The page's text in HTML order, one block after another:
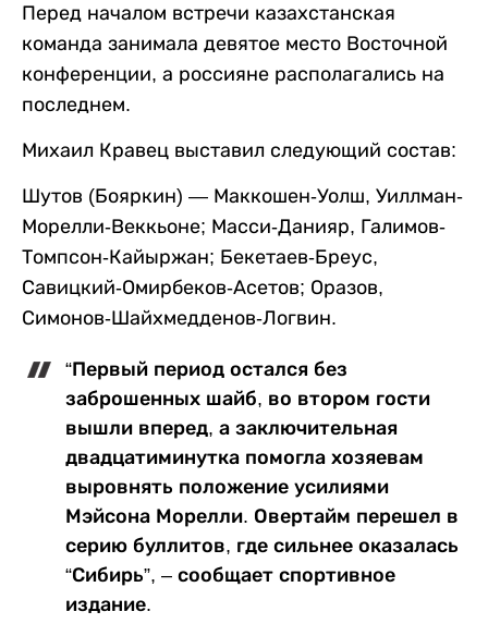
Перед началом встречи казахстанская
команда занимала девятое место Восточной
конференции, а россияне располагались на
последнем.
Михаил Кравец выставил следующий состав:
Шутов (Бояркин) — Маккошен-Уолш, Уиллман-
Морелли-Веккьоне; Масси-Данияр, Галимов-
Томпсон-Кайыржан; Бекетаев-Бреус,
Савицкий-Омирбеков-Асетов; Оразов,
Симонов-Шайхмедденов-Логвин.
“Первый период остался без
заброшенных шайб, во втором гости
вышли вперед, а заключительная
двадцатиминутка помогла хозяевам
выровнять положение усилиями
Мэйсона Морелли. Овертайм перешел в
серию буллитов, где сильнее оказалась
“Сибирь”, – сообщает спортивное
издание.